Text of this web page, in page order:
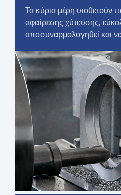
Τα κύρια μέρη υιοθετούν
αφαίρεσης χύτευσης,
αποσυναρμολογηθεί και